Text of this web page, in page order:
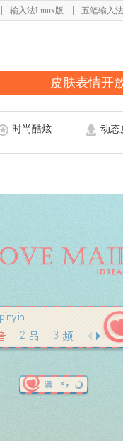
输入法Linux版 五笔输入法
皮肤表情开
时尚酷炫 动态